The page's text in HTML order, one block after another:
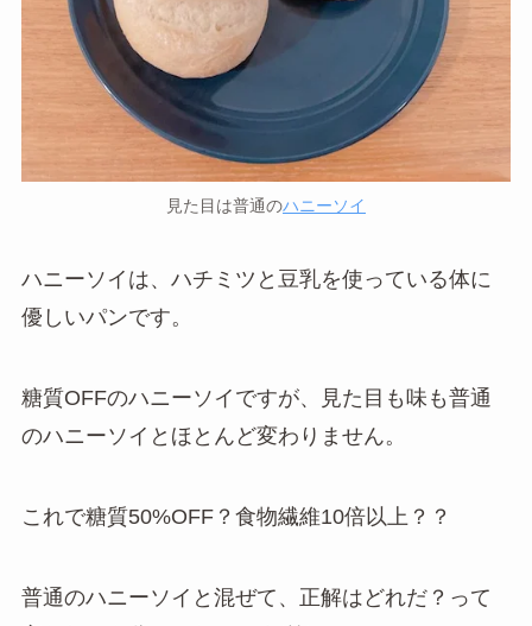
見た目は普通のハニーソイ
ハニーソイは、ハチミツと豆乳を使っている体に
優しいパンです。
糖質OFFのハニーソイですが、見た目も味も普通
のハニーソイとほとんど変わりません。
これで糖質50%OFF？食物繊維10倍以上？？
普通のハニーソイと混ぜて、正解はどれだ？って